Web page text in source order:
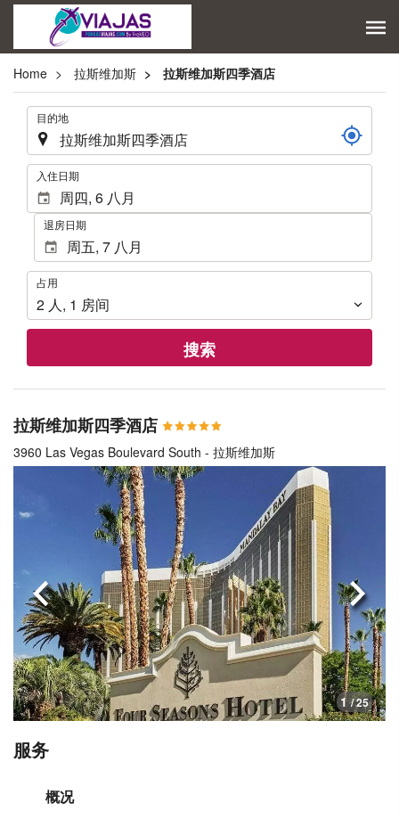
Home 拉斯维加斯 拉斯维加斯四季酒店
. 目的地
. 入住日期
退房日期
占
用
占用
2 人, 1 房间
搜索
拉斯维加斯四季酒店
3960 Las Vegas Boulevard South - 拉斯维加斯
1 / 25
上一页 下一
服务
概况